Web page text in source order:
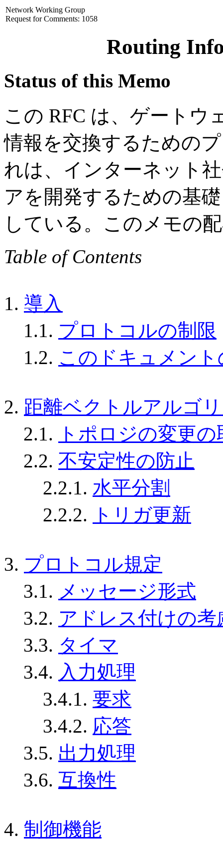
Network Working Group
Request for Comments: 1058
Routing
Status of this Memo
この RFC は、ゲートウ
情報を交換するための
れは、インターネット
アを開発するための基
している。このメモの
Table of Contents
1. 導入
1.1. プロトコルの制限
1.2. このドキュメント
2. 距離ベクトルアルゴ
2.1.
トポロジの変更
2.2. 不安定性の防止
2.2.1. 水平分割
2.2.2.
トリガ更新
3. プロトコル規定
3.1. メッセージ形式
3.2. アドレス付けの考
3.3. タイマ
3.4. 入力処理
3.4.1. 要求
3.4.2. 応答
3.5. 出力処理
3.6. 互換性
4. 制御機能